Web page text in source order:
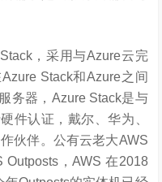
，采用与Azure云完
Stack和Azure之间
务器，Azure Stack是与
件认证，戴尔、华为、
伙伴。公有云老大AWS
，AWS 在2018